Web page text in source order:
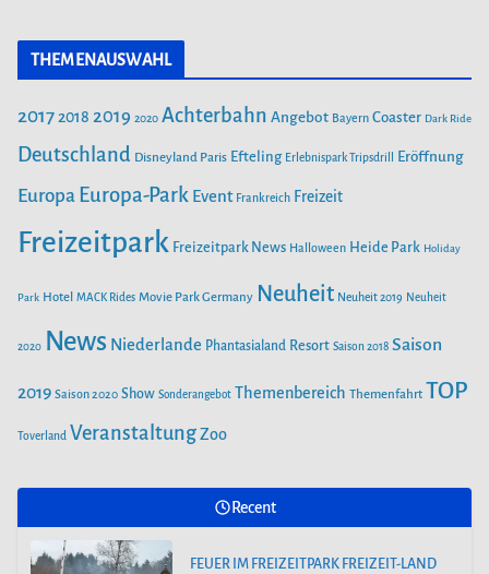
e
n
c
o
o
s
t
g
r
u
T
b
e
THEMENAUSWAHL
20172018 2019 2020 Achterbahn Angebot Bayern Coaster Dark Ride
Deutschland Disneyland Paris Efteling Erlebnispark Tripsdrill Eröffnung
Europa Europa-Park Event Frankreich Freizeit
Freizeitpark Freizeitpark News Halloween Heide Park Holiday
Park Hotel MACK Rides Movie Park Germany Neuheit Neuheit 2019 Neuheit
2020 News Niederlande Phantasialand Resort Saison 2018 Saison
2019 Saison 2020 Show Sonderangebot Themenbereich Themenfahrt TOP
Toverland VeranstaltungZoo
Recent
FEUER IM FREIZEITPARK FREIZEIT-LAND